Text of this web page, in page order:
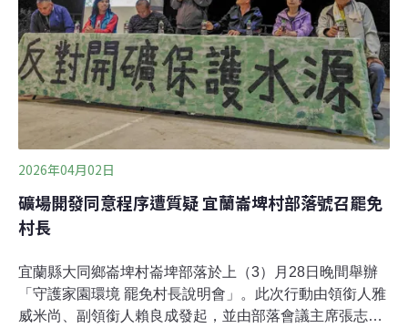
現，業者在水保設施未完工，地目未變更的狀態下，工地
已經大面積整地，違規回填大量瀝青渣。橫科里里長詹清
山指出，過去這塊農地原本都是竹林，被建商買走後要申
請做為停車場，但都還在水保施工的過程，地目都還沒變
更，就已經被填了1至3公尺的瀝青渣，遇到太陽曝曬，工
地裡都會滲出瀝青油。
2026年04月02日
礦場開發同意程序遭質疑 宜蘭崙埤村部落號召罷免
村長
宜蘭縣大同鄉崙埤村崙埤部落於上（3）月28日晚間舉辦
「守護家園環境 罷免村長說明會」。此次行動由領銜人雅
威米尚、副領銜人賴良成發起，並由部落會議主席張志文